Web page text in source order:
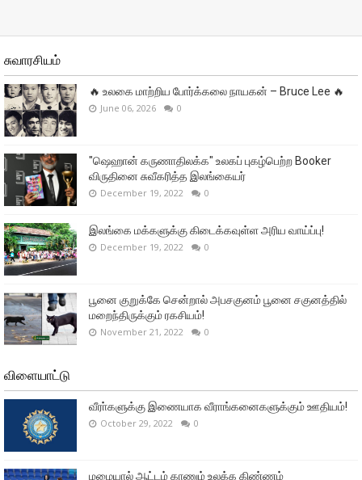
சுவாரசியம்
🔥 உலகை மாற்றிய போர்க்கலை நாயகன் – Bruce Lee 🔥
June 06, 2026 0
"ஷெஹான் கருணாதிலக்க" உலகப் புகழ்பெற்ற Booker
விருதினை சுவீகரித்த இலங்கையர்
December 19, 2022 0
இலங்கை மக்களுக்கு கிடைக்கவுள்ள அரிய வாய்ப்பு!
December 19, 2022 0
பூனை குறுக்கே சென்றால் அபசகுனம் பூனை சகுனத்தில்
மறைந்திருக்கும் ரகசியம்!
November 21, 2022 0
விளையாட்டு
வீரா்களுக்கு இணையாக வீராங்கனைகளுக்கும் ஊதியம்!
October 29, 2022 0
மழையால் ஆட்டம் காணும் உலக்க கிண்ணம்